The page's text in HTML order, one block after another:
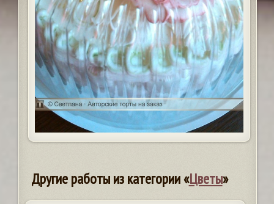
Другие работы из категории «Цветы»